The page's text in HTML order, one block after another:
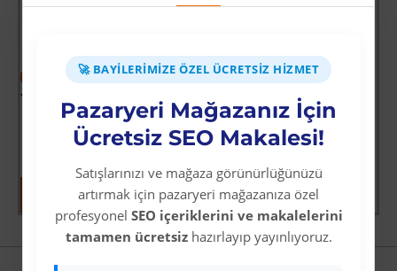
🚀 BAYILERIMIZE ÖZEL ÜCRETSIZ HIZMET
Pazaryeri Mağazanız İçin
Ücretsiz SEO Makalesi!
Satışlarınızı ve mağaza görünürlüğünüzü
artırmak için pazaryeri mağazanıza özel
profesyonel SEO içeriklerini ve makalelerini
tamamen ücretsizhazırlayıp yayınlıyoruz.
Yoğun Saçlı Lastikli Topuz Toka / Siyah
Üyelere Özel Fiyat
Üye Olunuz
-64 %
Üyelere Özel Fiyat
Üye Olunuz